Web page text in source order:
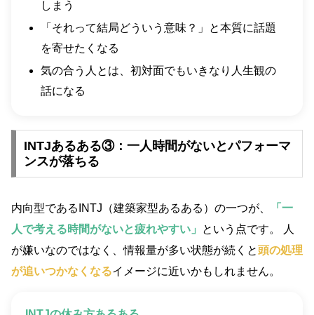
しまう
「それって結局どういう意味？」と本質に話題
を寄せたくなる
気の合う人とは、初対面でもいきなり人生観の
話になる
INTJあるある③：一人時間がないとパフォーマ
ンスが落ちる
内向型であるINTJ（建築家型あるある）の一つが、
「一
人で考える時間がないと疲れやすい」
という点です。 人
が嫌いなのではなく、情報量が多い状態が続くと頭の処理
が追いつかなくなるイメージに近いかもしれません。